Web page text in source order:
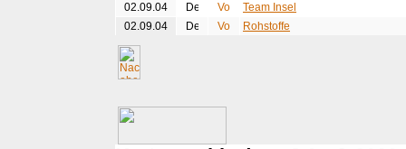
02.09.04
Team Insel
02.09.04
Rohstoffe